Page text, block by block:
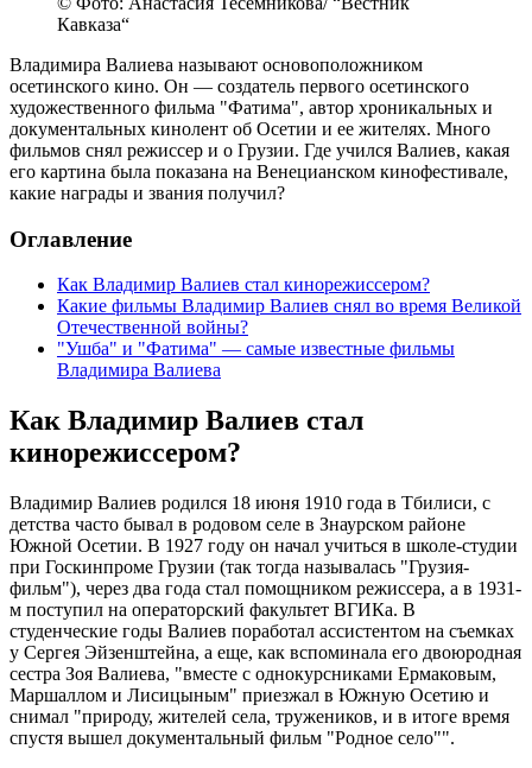
Кавказа“
Владимира Валиева называют основоположником
осетинского кино. Он — создатель первого осетинского
художественного фильма "Фатима", автор хроникальных и
документальных кинолент об Осетии и ее жителях. Много
фильмов снял режиссер и о Грузии. Где учился Валиев, какая
его картина была показана на Венецианском кинофестивале,
какие награды и звания получил?
Оглавление
Как Владимир Валиев стал кинорежиссером?
Какие фильмы Владимир Валиев снял во время Великой
Отечественной войны?
"Ушба" и "Фатима" — самые известные фильмы
Владимира Валиева
Как Владимир Валиев стал
кинорежиссером?
Владимир Валиев родился 18 июня 1910 года в Тбилиси, с
детства часто бывал в родовом селе в Знаурском районе
Южной Осетии. В 1927 году он начал учиться в школе-студии
при Госкинпроме Грузии (так тогда называлась "Грузия-
фильм"), через два года стал помощником режиссера, а в 1931-
м поступил на операторский факультет ВГИКа. В
студенческие годы Валиев поработал ассистентом на съемках
у Сергея Эйзенштейна, а еще, как вспоминала его двоюродная
сестра Зоя Валиева, "вместе с однокурсниками Ермаковым,
Маршаллом и Лисицыным" приезжал в Южную Осетию и
снимал "природу, жителей села, тружеников, и в итоге время
спустя вышел документальный фильм "Родное село"".